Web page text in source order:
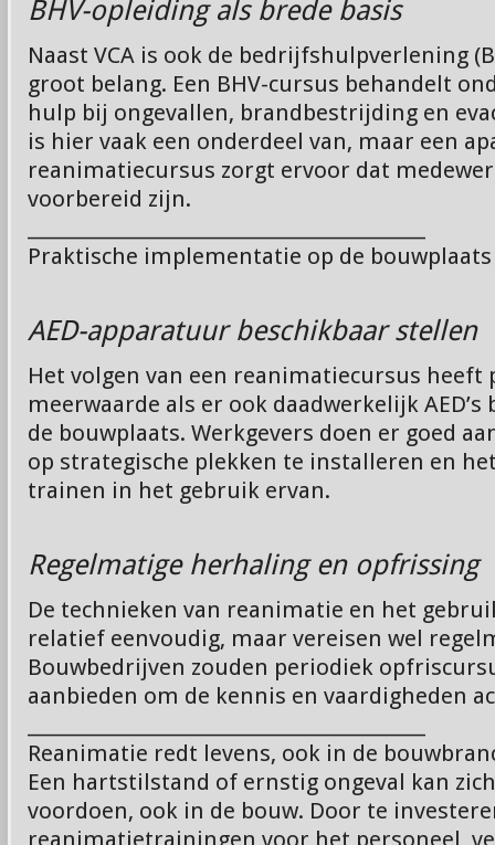
BHV-opleiding als brede basis
Naast VCA is ook de bedrijfshulpverlening
groot belang. Een BHV-cursus behandelt
hulp bij ongevallen, brandbestrijding en
is hier vaak een onderdeel van, maar een
reanimatiecursus zorgt ervoor dat
voorbereid zijn.
Praktische implementatie op de bouwplaats
AED-apparatuur beschikbaar stellen
Het volgen van een reanimatiecursus heeft
meerwaarde als er ook daadwerkelijk
de bouwplaats. Werkgevers doen er goed
op strategische plekken te installeren en
trainen in het gebruik ervan.
Regelmatige herhaling en opfrissing
De technieken van reanimatie en het
relatief eenvoudig, maar vereisen wel
Bouwbedrijven zouden periodiek
aanbieden om de kennis en vaardigheden
Reanimatie redt levens, ook in de
Een hartstilstand of ernstig ongeval kan
voordoen, ook in de bouw. Door te
reanimatietrainingen voor het personeel,